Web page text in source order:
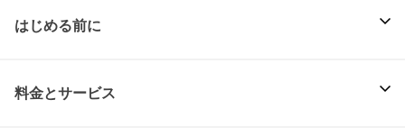
はじめる前に
料金とサービス